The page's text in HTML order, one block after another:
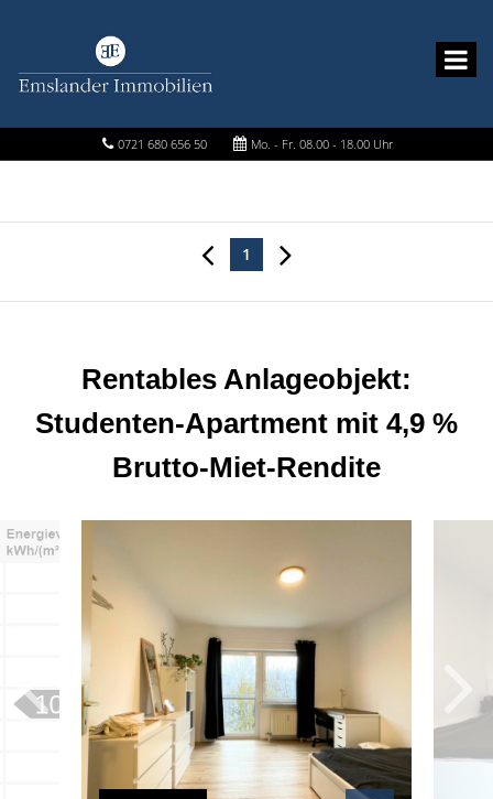
0721 680 656 50 Mo. - Fr. 08.00 - 18.00 Uhr
1
Rentables Anlageobjekt:
Studenten-Apartment mit 4,9 %
Brutto-Miet-Rendite